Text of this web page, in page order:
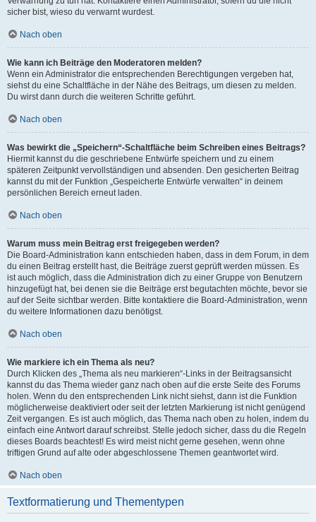
sicher bist, wieso du verwarnt wurdest.
Nach oben
Wie kann ich Beiträge den Moderatoren melden?
Wenn ein Administrator die entsprechenden Berechtigungen vergeben hat,
siehst du eine Schaltfläche in der Nähe des Beitrags, um diesen zu melden.
Du wirst dann durch die weiteren Schritte geführt.
Nach oben
Was bewirkt die „Speichern“-Schaltfläche beim Schreiben eines Beitrags?
Hiermit kannst du die geschriebene Entwürfe speichern und zu einem
späteren Zeitpunkt vervollständigen und absenden. Den gesicherten Beitrag
kannst du mit der Funktion „Gespeicherte Entwürfe verwalten“ in deinem
persönlichen Bereich erneut laden.
Nach oben
Warum muss mein Beitrag erst freigegeben werden?
Die Board-Administration kann entschieden haben, dass in dem Forum, in dem
du einen Beitrag erstellt hast, die Beiträge zuerst geprüft werden müssen. Es
ist auch möglich, dass die Administration dich zu einer Gruppe von Benutzern
hinzugefügt hat, bei denen sie die Beiträge erst begutachten möchte, bevor sie
auf der Seite sichtbar werden. Bitte kontaktiere die Board-Administration, wenn
du weitere Informationen dazu benötigst.
Nach oben
Wie markiere ich ein Thema als neu?
Durch Klicken des „Thema als neu markieren“-Links in der Beitragsansicht
kannst du das Thema wieder ganz nach oben auf die erste Seite des Forums
holen. Wenn du den entsprechenden Link nicht siehst, dann ist die Funktion
möglicherweise deaktiviert oder seit der letzten Markierung ist nicht genügend
Zeit vergangen. Es ist auch möglich, das Thema nach oben zu holen, indem du
einfach eine Antwort darauf schreibst. Stelle jedoch sicher, dass du die Regeln
dieses Boards beachtest! Es wird meist nicht gerne gesehen, wenn ohne
triftigen Grund auf alte oder abgeschlossene Themen geantwortet wird.
Nach oben
Textformatierung und Thementypen